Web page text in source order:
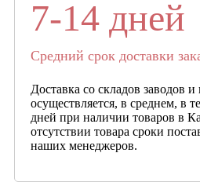
7-14 дней
Средний срок доставки
Доставка со складов заводов
осуществляется, в среднем, в
дней при наличии товаров в
отсутствии товара сроки
наших менеджеров.